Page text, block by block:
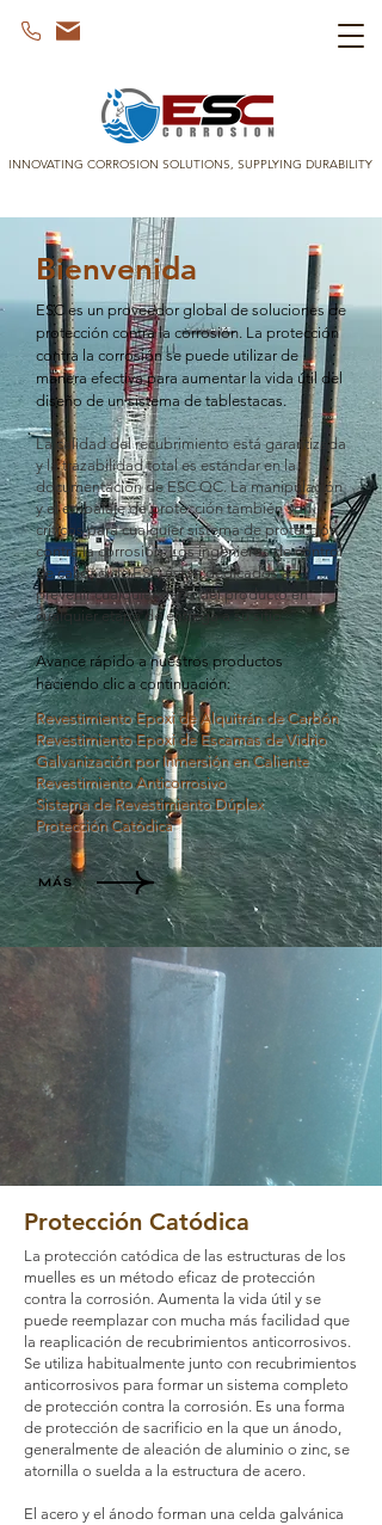
INNOVATING CORROSION SOLUTIONS, SUPPLYING DURABILITY
Bienvenida
ESC es un proveedor global de soluciones de
protección contra la corrosión. La protección
contra la corrosión se puede utilizar de
manera efectiva para aumentar la vida útil del
diseño de un sistema de tablestacas.
La calidad del recubrimiento está garantizada
y la trazabilidad total es estándar en la
documentación de ESC QC. La manipulación
y el embalaje de protección también son
críticos para cualquier sistema de protección
contra la corrosión. Los ingenieros de control
de calidad de ESC están dedicados a
prevenir cualquier daño del producto en
cualquier etapa de entrega a su sitio.
Avance rápido a nuestros productos
haciendo clic a continuación:
Revestimiento Epoxi de Alquitrán de Carbón
Revestimiento Epoxi de Escamas de Vidrio
Galvanización por Inmersión en Caliente
Revestimiento Anticorrosivo
Sistema de Revestimiento Dúplex
Protección Catódica
MÁS
Protección Catódica
La protección catódica de las estructuras de los
muelles es un método eficaz de protección
contra la corrosión. Aumenta la vida útil y se
puede reemplazar con mucha más facilidad que
la reaplicación de recubrimientos anticorrosivos.
Se utiliza habitualmente junto con recubrimientos
anticorrosivos para formar un sistema completo
de protección contra la corrosión. Es una forma
de protección de sacrificio en la que un ánodo,
generalmente de aleación de aluminio o zinc, se
atornilla o suelda a la estructura de acero.
El acero y el ánodo forman una celda galvánica